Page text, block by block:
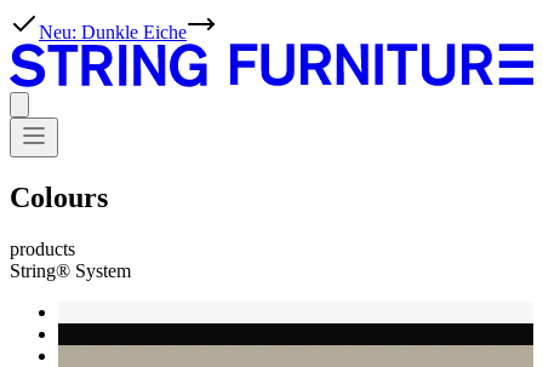
Neu: Dunkle Eiche
Colours
products
String® System